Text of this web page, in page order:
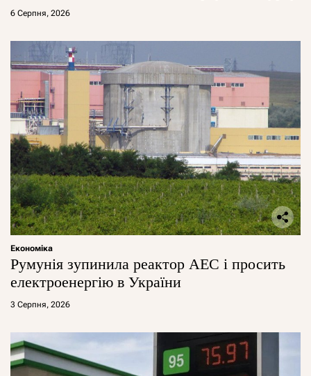
6 Серпня, 2026
Економіка
Румунія зупинила реактор АЕС і просить
електроенергію в України
3 Серпня, 2026